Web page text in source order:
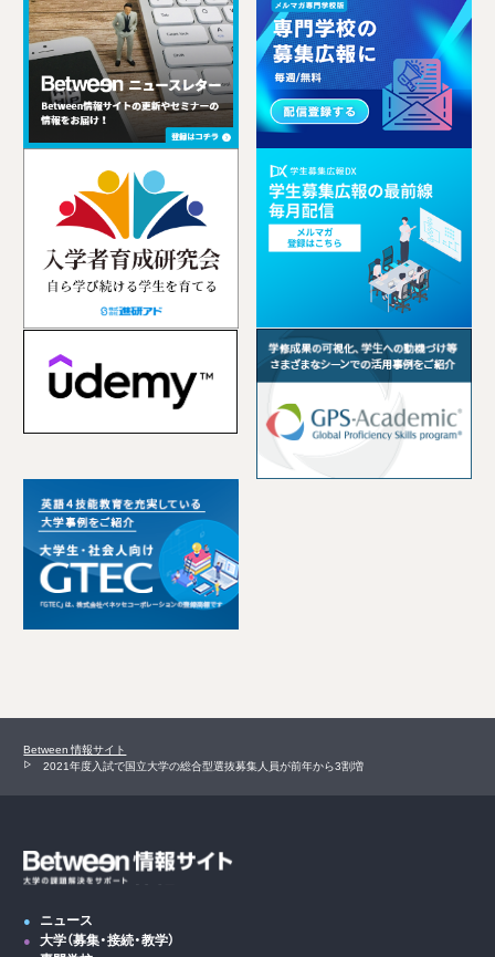
Between 情報サイト
2021年度入試で国立大学の総合型選抜募集人員が前年から3割増
ニュース
大学（募集・接続・教学）